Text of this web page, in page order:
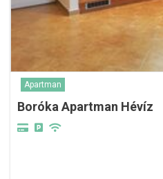
Apartman
Boróka Apartman Hévíz